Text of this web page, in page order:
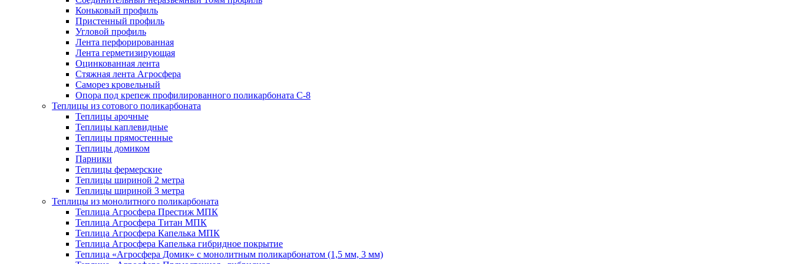
Коньковый профиль
Пристенный профиль
Угловой профиль
Лента перфорированная
Лента герметизирующая
Оцинкованная лента
Стяжная лента Агросфера
Саморез кровельный
Опора под крепеж профилированного поликарбоната С-8
Теплицы из сотового поликарбоната
Теплицы арочные
Теплицы каплевидные
Теплицы прямостенные
Теплицы домиком
Парники
Теплицы фермерские
Теплицы шириной 2 метра
Теплицы шириной 3 метра
Теплицы из монолитного поликарбоната
Теплица Агросфера Престиж МПК
Теплица Агросфера Титан МПК
Теплица Агросфера Капелька МПК
Теплица Агросфера Капелька гибридное покрытие
Теплица «Агросфера Домик» с монолитным поликарбонатом (1,5 мм, 3 мм)